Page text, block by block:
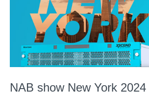
NAB show New York 2024